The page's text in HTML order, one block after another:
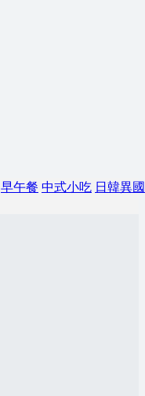
早午餐 中式小吃 日韓異國